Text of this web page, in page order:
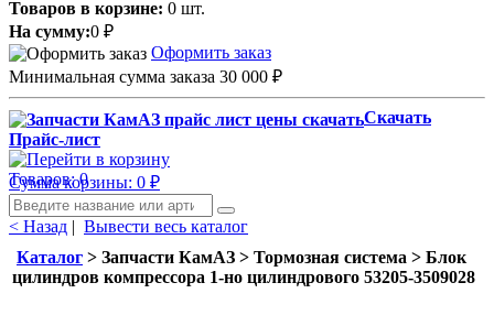
Товаров в корзине: 0 шт.
На сумму:0 ₽
Оформить заказ
Минимальная сумма заказа 30 000 ₽
Скачать
Прайс-лист
Товаров: 0
Сумма корзины: 0 ₽
< Назад | Вывести весь каталог
Каталог > Запчасти КамАЗ > Тормозная система > Блок
цилиндров компрессора 1-но цилиндрового 53205-3509028